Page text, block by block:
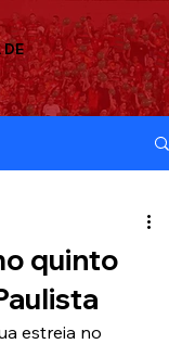
DE
quinto
estreia no